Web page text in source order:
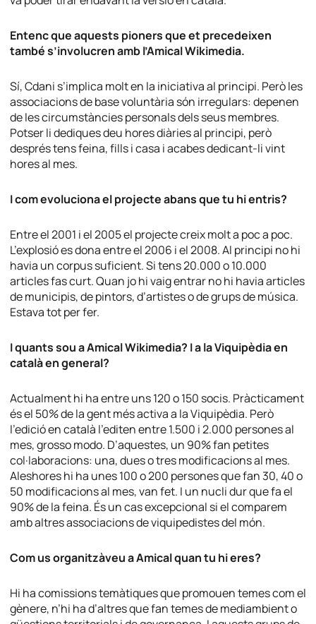
Entenc que aquests pioners que et precedeixen
també s’involucren amb l’Amical Wikimedia.
Sí, Cdani s’implica molt en la iniciativa al principi. Però les
associacions de base voluntària són irregulars: depenen
de les circumstàncies personals dels seus membres.
Potser li dediques deu hores diàries al principi, però
després tens feina, fills i casa i acabes dedicant-li vint
hores al mes.
I com evoluciona el projecte abans que tu hi entris?
Entre el 2001 i el 2005 el projecte creix molt a poc a poc.
L’explosió es dona entre el 2006 i el 2008. Al principi no hi
havia un corpus suficient. Si tens 20.000 o 10.000
articles fas curt. Quan jo hi vaig entrar no hi havia articles
de municipis, de pintors, d’artistes o de grups de música.
Estava tot per fer.
I quants sou a Amical Wikimedia? I a la Viquipèdia en
català en general?
Actualment hi ha entre uns 120 o 150 socis. Pràcticament
és el 50% de la gent més activa a la Viquipèdia. Però
l’edició en català l’editen entre 1.500 i 2.000 persones al
mes, grosso modo. D’aquestes, un 90% fan petites
col·laboracions: una, dues o tres modificacions al mes.
Aleshores hi ha unes 100 o 200 persones que fan 30, 40 o
50 modificacions al mes, van fet. I un nucli dur que fa el
90% de la feina. És un cas excepcional si el comparem
amb altres associacions de viquipedistes del món.
Com us organitzàveu a Amical quan tu hi eres?
Hi ha comissions temàtiques que promouen temes com el
gènere, n’hi ha d’altres que fan temes de mediambient o